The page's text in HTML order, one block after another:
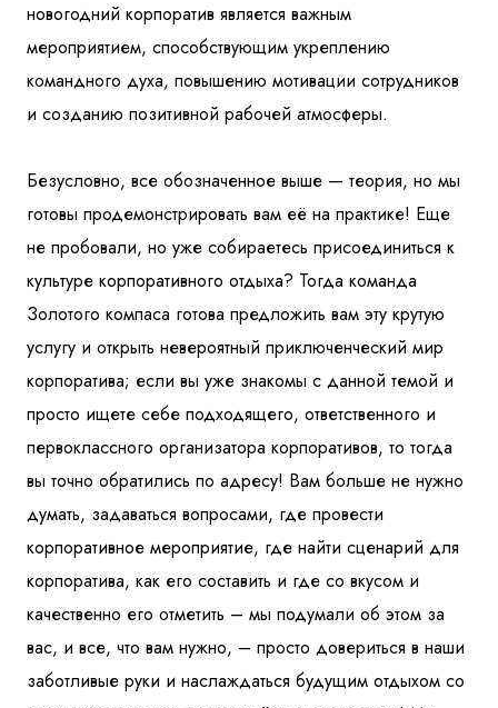
новогодний корпоратив является важным
мероприятием, способствующим укреплению
командного духа, повышению мотивации сотрудников
и созданию позитивной рабочей атмосферы.
Безусловно, все обозначенное выше — теория, но мы
готовы продемонстрировать вам её на практике! Еще
не пробовали, но уже собираетесь присоединиться к
культуре корпоративного отдыха? Тогда команда
Золотого компаса готова предложить вам эту крутую
услугу и открыть невероятный приключенческий мир
корпоратива; если вы уже знакомы с данной темой и
просто ищете себе подходящего, ответственного и
первоклассного организатора корпоративов, то тогда
вы точно обратились по адресу! Вам больше не нужно
думать, задаваться вопросами, где провести
корпоративное мероприятие, где найти сценарий для
корпоратива, как его составить и где со вкусом и
качественно его отметить – мы подумали об этом за
вас, и все, что вам нужно, – просто довериться в наши
заботливые руки и наслаждаться будущим отдыхом со